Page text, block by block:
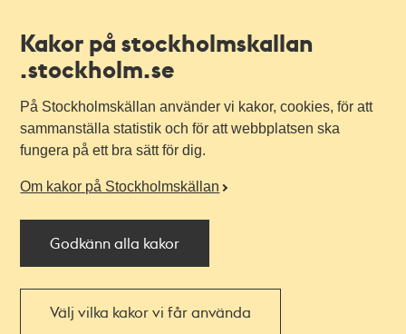
Kakor på stockholmskallan
.stockholm.se
På Stockholmskällan använder vi kakor, cookies, för att
sammanställa statistik och för att webbplatsen ska
fungera på ett bra sätt för dig.
Om kakor på Stockholmskällan
Godkänn alla kakor
Välj vilka kakor vi får använda